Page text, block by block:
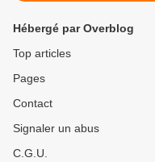
Hébergé par Overblog
Top articles
Pages
Contact
Signaler un abus
C.G.U.